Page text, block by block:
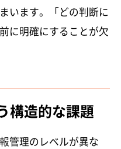
います。「どの判断に
に明確にすることが欠
構造的な課題
管理のレベルが異な